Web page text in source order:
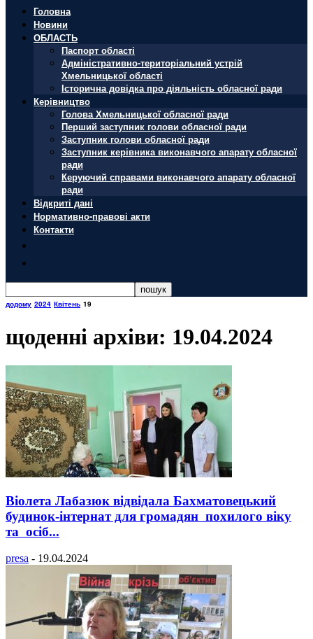
Головна
Новини
ОБЛАСТЬ
Паспорт області
Адміністративно-територіальний устрій
Хмельницької області
Історична довідка про діяльність обласної ради
Керівництво
Голова Хмельницької обласної ради
Перший заступник голови обласної ради
Заступник голови обласної ради
Заступник керівника виконавчого апарату обласної
ради
Керуючий справами виконавчого апарату обласної
ради
Відкриті дані
Нормативно-правові акти
Контакти
додому 2024 Квітень 19
щоденні архіви: 19.04.2024
Віолета Лабазюк відвідала Бахматовецький
будинок-інтернат для громадян похилого віку
та осіб...
presa - 19.04.2024